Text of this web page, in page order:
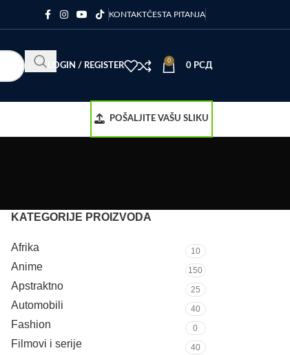
KONTAKTČESTA PITANJA
LOGIN / REGISTER
0
0 РСД
POŠALJITE VAŠU SLIKU
KATEGORIJE PROIZVODA
Afrika 10
Anime 150
Apstraktno 25
Automobili 40
Fashion 0
Filmovi i serije 40